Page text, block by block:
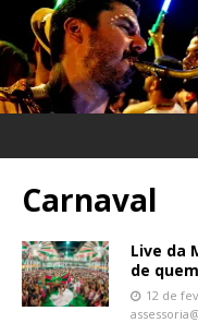
Carnaval
Live da
de
12 de